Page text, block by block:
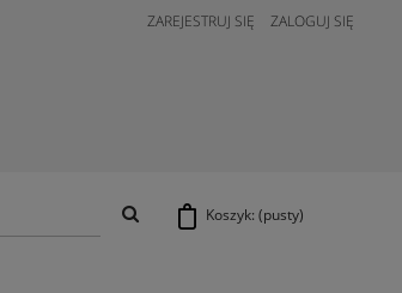
ZAREJESTRUJ SIĘ ZALOGUJ SIĘ
Koszyk: (pusty)